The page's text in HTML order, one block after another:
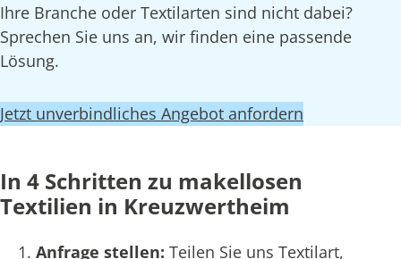
Ihre Branche oder Textilarten sind nicht dabei?
Sprechen Sie uns an, wir finden eine passende
Lösung.
Jetzt unverbindliches Angebot anfordern
In 4 Schritten zu makellosen
Textilien in Kreuzwertheim
Anfrage stellen: Teilen Sie uns Textilart,